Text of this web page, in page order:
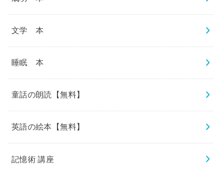
文学 本
睡眠 本
童話の朗読【無料】
英語の絵本【無料】
記憶術 講座